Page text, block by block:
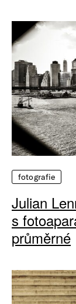
fotografie
Julian
s
průměrné